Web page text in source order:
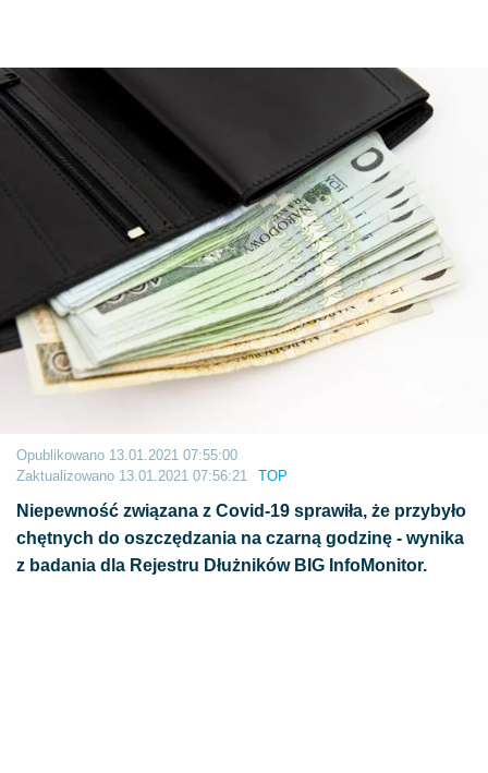
Opublikowano 13.01.2021 07:55:00
Zaktualizowano 13.01.2021 07:56:21 TOP
Niepewność związana z Covid-19 sprawiła, że przybyło
chętnych do oszczędzania na czarną godzinę - wynika
z badania dla Rejestru Dłużników BIG InfoMonitor.